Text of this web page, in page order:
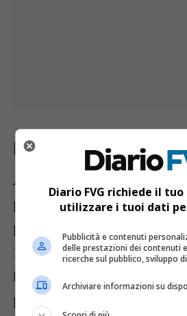
Il primo test: Udinese
A chiudere la prima
preparazione ci sarà il
per l’Udinese.
18
, la squadra affronterà
formazione della seconda
presso lo stadio Omero
Diario FVG richiede il
utilizzare i tuoi dati
Pubblicità e contenuti
delle prestazioni dei contenuti
ricerche sul pubblico, sviluppo
Archiviare informazioni su